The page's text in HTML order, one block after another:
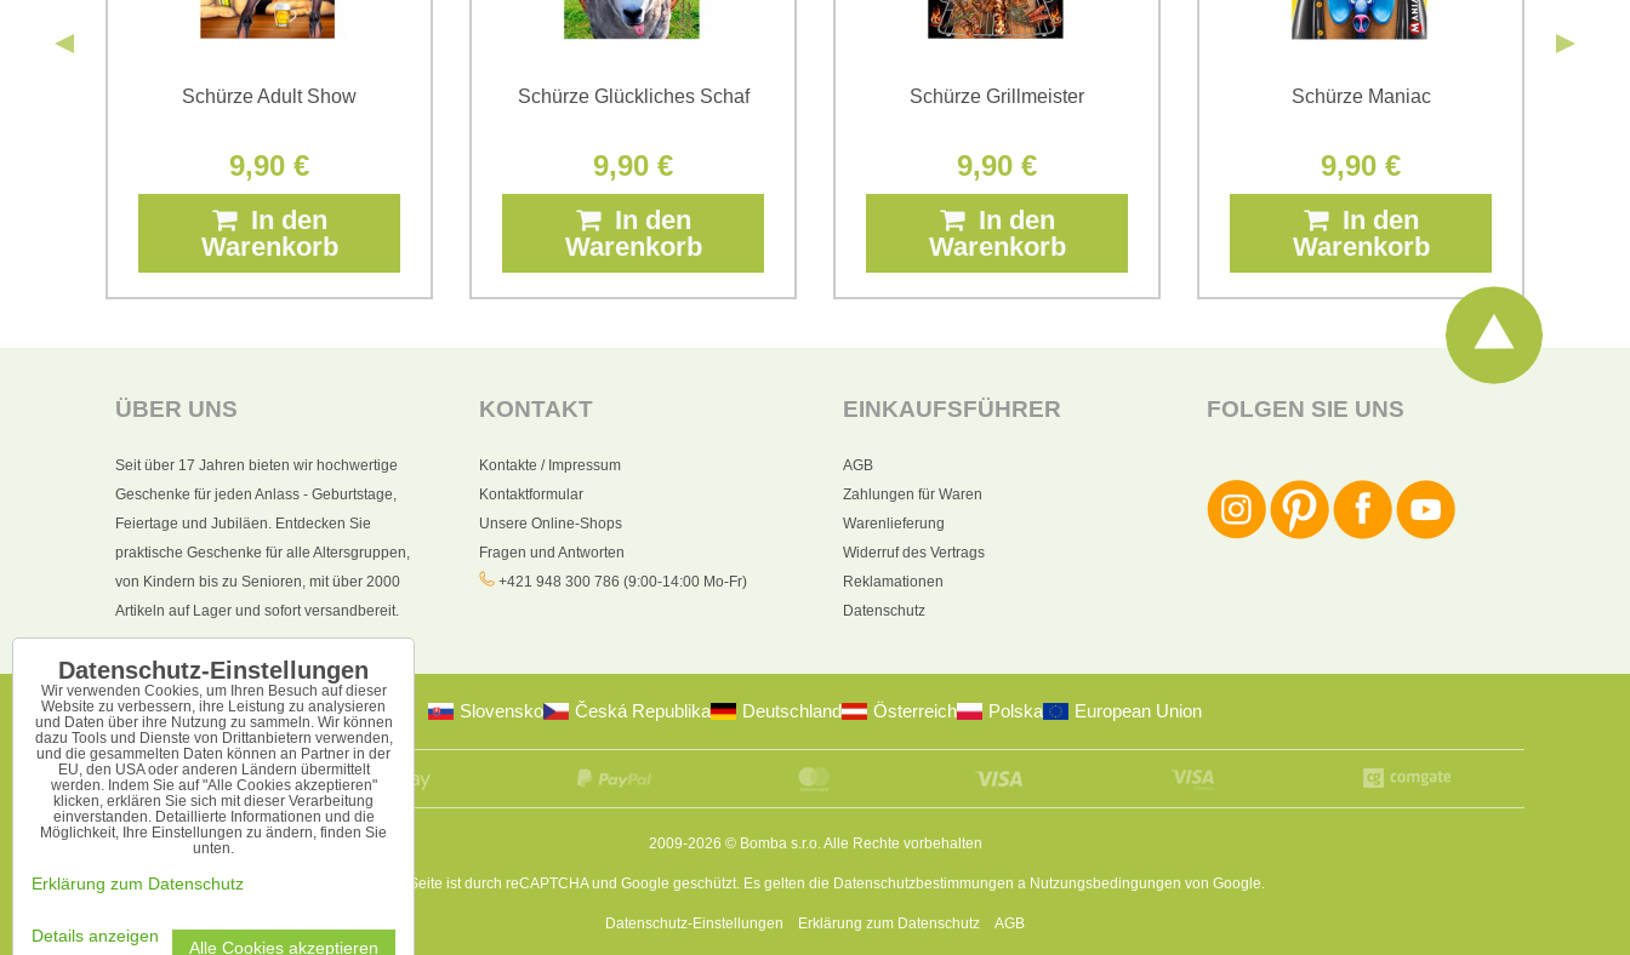
Schürze Adult Show
9,90 €
In den
Warenkorb
Schürze Glückliches Schaf
9,90 €
In den
Warenkorb
Schürze Grillmeister
9,90 €
In den
Warenkorb
Schürze Maniac
9,90 €
In den
Warenkorb
ÜBER UNS
Seit über 17 Jahren bieten wir hochwertige
Geschenke für jeden Anlass - Geburtstage,
Feiertage und Jubiläen. Entdecken Sie
praktische Geschenke für alle Altersgruppen,
von Kindern bis zu Senioren, mit über 2000
Artikeln auf Lager und sofort versandbereit.
KONTAKT
Kontakte / Impressum
Kontaktformular
Unsere Online-Shops
Fragen und Antworten
+421 948 300 786 (9:00-14:00 Mo-Fr)
EINKAUFSFÜHRER
AGB
Zahlungen für Waren
Warenlieferung
Widerruf des Vertrags
Reklamationen
Datenschutz
FOLGEN SIE UNS
Slovensko Česká Republika Deutschland Österreich Polska European Union
2009-2026 © Bomba s.r.o.Alle Rechte vorbehalten
Diese Seite ist durch reCAPTCHA und Google geschützt. Es gelten die Datenschutzbestimmungen a Nutzungsbedingungen von Google.
Datenschutz-Einstellungen Erklärung zum Datenschutz AGB
Datenschutz-Einstellungen
Wir verwenden Cookies, um Ihren Besuch auf dieser
Website zu verbessern, ihre Leistung zu analysieren
und Daten über ihre Nutzung zu sammeln. Wir können
dazu Tools und Dienste von Drittanbietern verwenden,
und die gesammelten Daten können an Partner in der
EU, den USA oder anderen Ländern übermittelt
werden. Indem Sie auf "Alle Cookies akzeptieren"
klicken, erklären Sie sich mit dieser Verarbeitung
einverstanden. Detaillierte Informationen und die
Möglichkeit, Ihre Einstellungen zu ändern, finden Sie
unten.
Erklärung zum Datenschutz
Details anzeigen
Alle Cookies akzeptieren